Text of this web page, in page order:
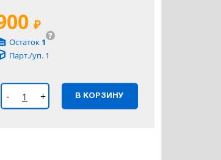
₽
?
Остаток 1
Парт./уп. 1
- + В КОРЗИНУ